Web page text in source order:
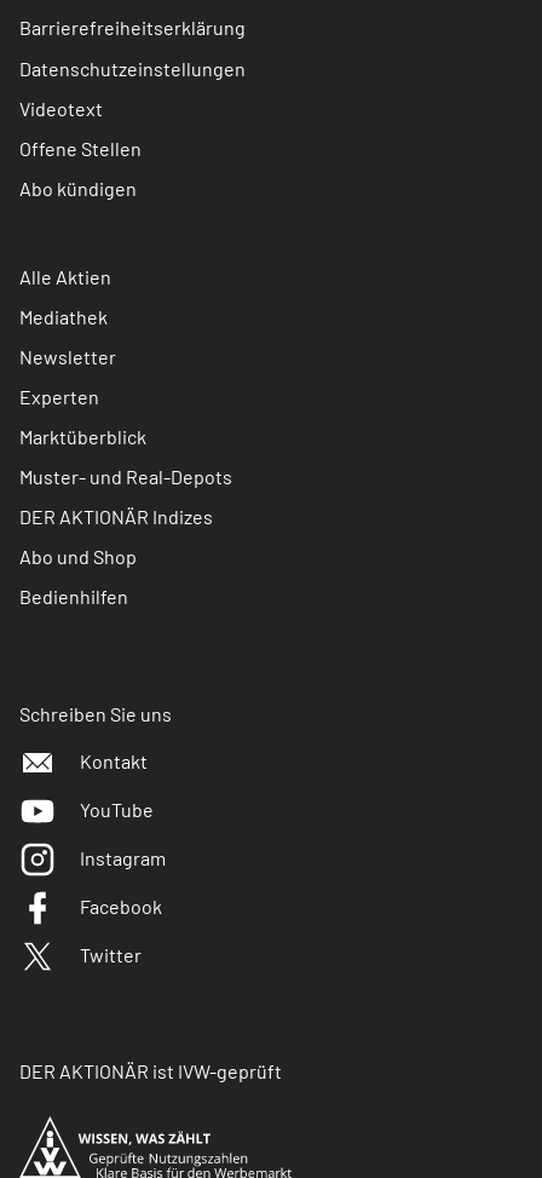
Barrierefreiheitserklärung
Datenschutzeinstellungen
Videotext
Offene Stellen
Abo kündigen
Alle Aktien
Mediathek
Newsletter
Experten
Marktüberblick
Muster- und Real-Depots
DER AKTIONÄR Indizes
Abo und Shop
Bedienhilfen
Schreiben Sie uns
Kontakt
YouTube
Instagram
Facebook
Twitter
DER AKTIONÄR ist IVW-geprüft